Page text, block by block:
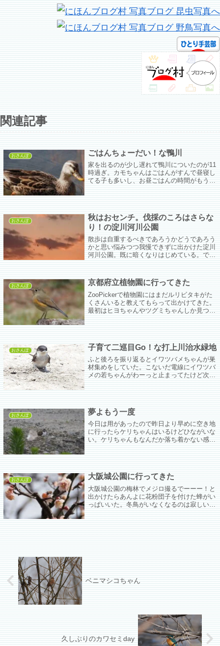
関連記事
おさんぽ ごはんちょーだい！な鴨川
家を出るのが少し遅れて鴨川についたのが11
時過ぎ。カモちゃんはごはんがすんで昼寝し
てる子も多いし、お昼ごはんの時間がもうす
た。
おさんぽ
秋はおセンチ。伐採のころはさらな
り！の淀川河川公園
散歩は自重するべきであろうかどうであろう
かと思い悩みつつ我慢できずに出かけた淀川
河川公園。既に暗くなりはじめている。でも
いった。
おさんぽ 京都府立植物園に行ってきた
ZooPickerで植物園にはまだルリビタキがた
くさんいると教えてもらって出かけてきた。
最初はヒヨちゃんやツグミちゃんしか見つけ
おさんぽ 子育て二巡目Go！な打上川治水緑地
ふと後ろを振り返るとイワツバメちゃんが巣
材集めをしていた。こないだ電線にイワツバ
メの若ちゃんがわーっと止まってたけど次の
おさんぽ 夢よもう一度
今日は用があったので昨日より早めに空き地
に行ったらケリちゃんはいるけどひながいな
い。ケリちゃんもなんだか落ち着かない感
おさんぽ 大阪城公園に行ってきた
大阪城公園の梅林でメジロ撮るでーーー！と
出かけたらあんよに花粉団子を付けた蜂がい
っぱいいた。冬鳥がいなくなるのは寂しいけ
ベニマシコちゃん
久しぶりのカワセミday